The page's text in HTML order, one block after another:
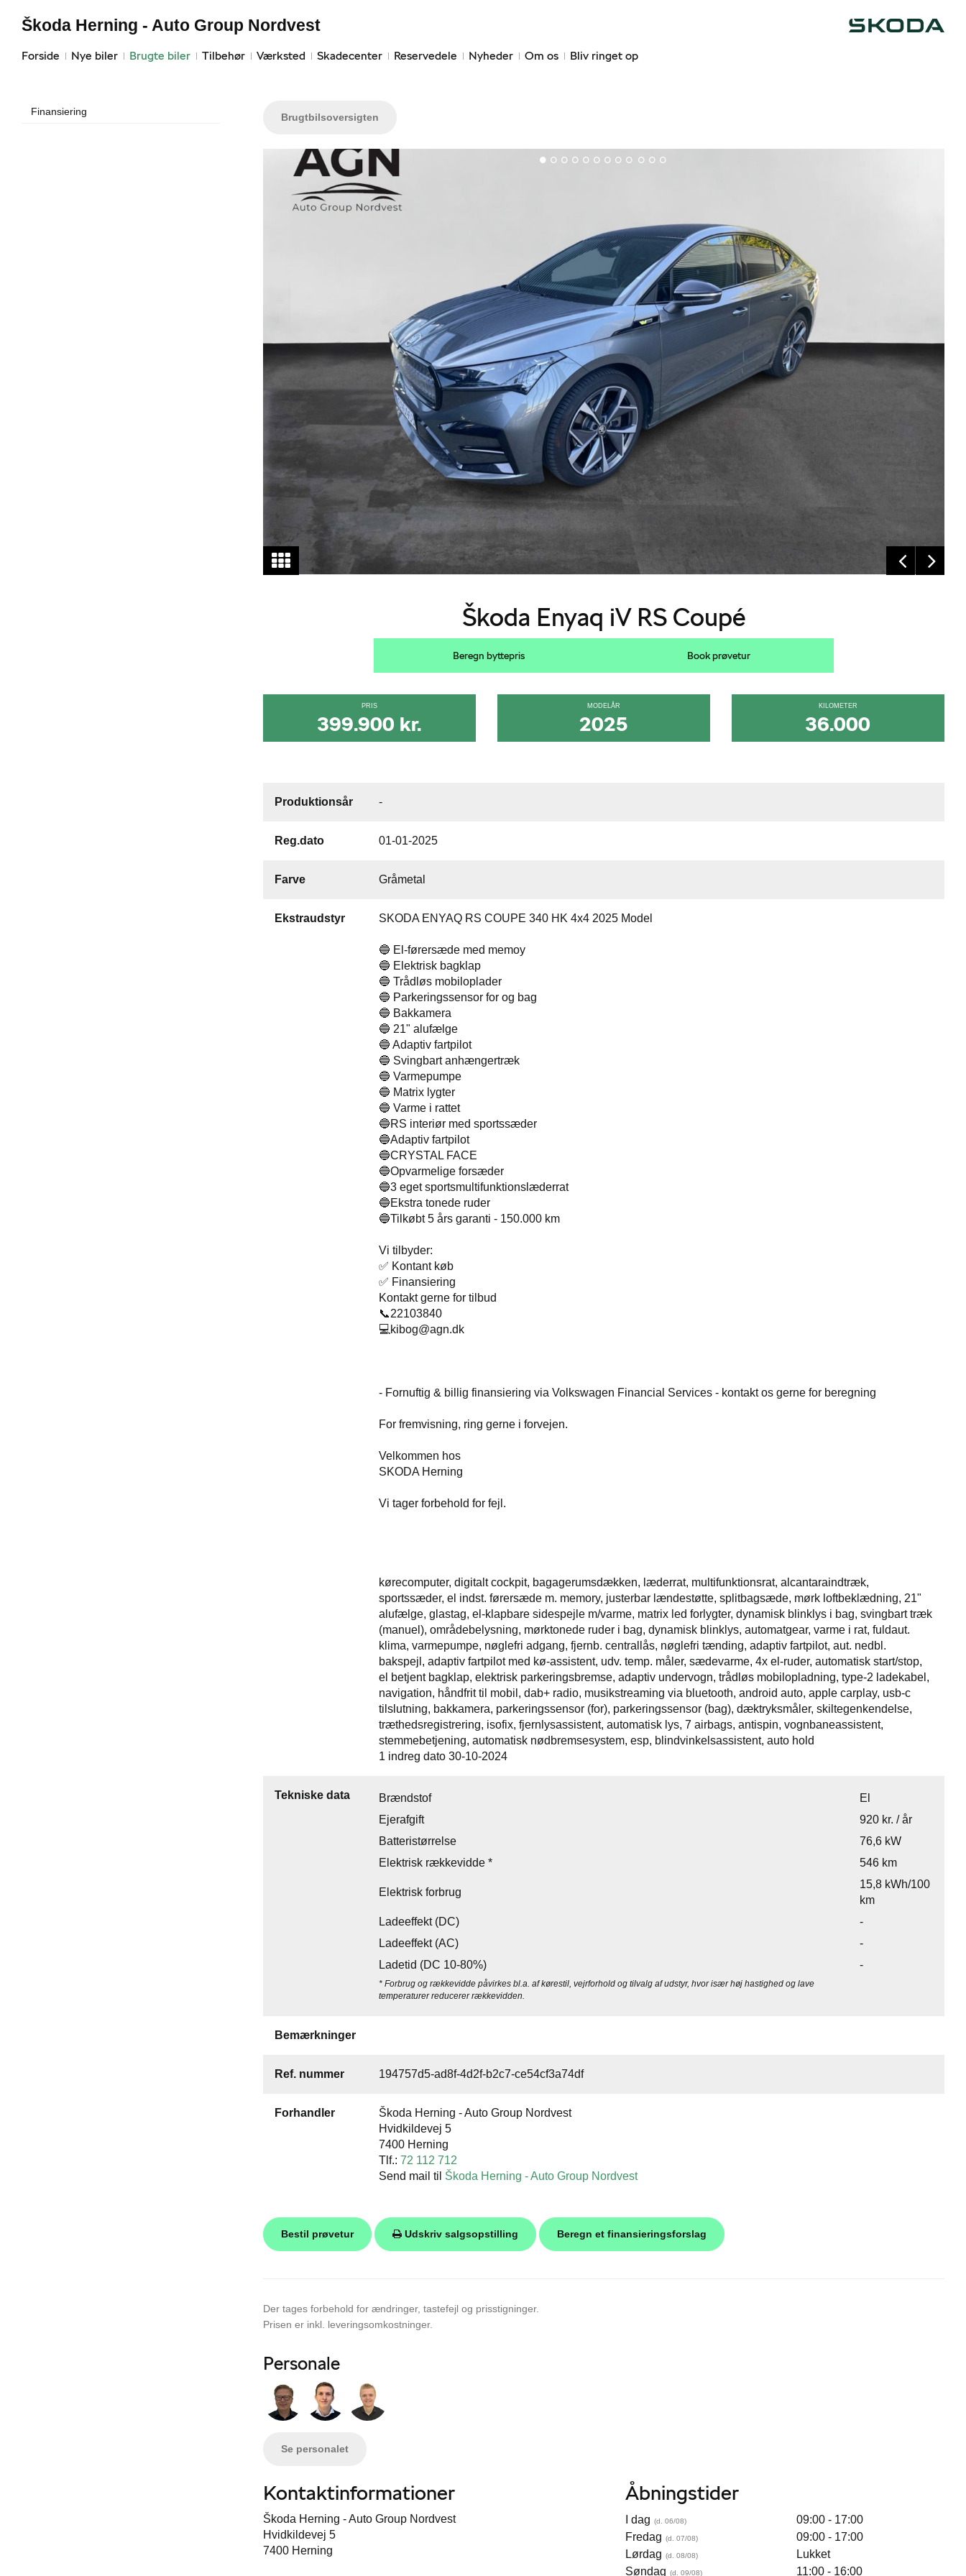
Forside Nye biler Brugte biler Tilbehør Værksted Skadecenter Reservedele Nyheder Om os Bliv ringet op
Škoda Herning - Auto Group Nordvest
Finansiering Brugtbilsoversigten
10 11 12
Škoda Enyaq iV RS Coupé
Beregn byttepris Book prøvetur
PRIS
399.900 kr.
MODELÅR
2025
KILOMETER
36.000
Produktionsår -
Reg.dato 01-01-2025
Farve Gråmetal
Ekstraudstyr SKODA ENYAQ RS COUPE 340 HK 4x4 2025 Model
🔵 El-førersæde med memoy
🔵 Elektrisk bagklap
🔵 Trådløs mobiloplader
🔵 Parkeringssensor for og bag
🔵 Bakkamera
🔵 21" alufælge
🔵 Adaptiv fartpilot
🔵 Svingbart anhængertræk
🔵 Varmepumpe
🔵 Matrix lygter
🔵 Varme i rattet
🔵RS interiør med sportssæder
🔵Adaptiv fartpilot
🔵CRYSTAL FACE
🔵Opvarmelige forsæder
🔵3 eget sportsmultifunktionslæderrat
🔵Ekstra tonede ruder
🔵Tilkøbt 5 års garanti - 150.000 km
Vi tilbyder:
✅ Kontant køb
✅ Finansiering
Kontakt gerne for tilbud
📞22103840
💻kibog@agn.dk
- Fornuftig & billig finansiering via Volkswagen Financial Services - kontakt os gerne for beregning
For fremvisning, ring gerne i forvejen.
Velkommen hos
SKODA Herning
Vi tager forbehold for fejl.
kørecomputer, digitalt cockpit, bagagerumsdækken, læderrat, multifunktionsrat, alcantaraindtræk,
sportssæder, el indst. førersæde m. memory, justerbar lændestøtte, splitbagsæde, mørk loftbeklædning, 21"
alufælge, glastag, el-klapbare sidespejle m/varme, matrix led forlygter, dynamisk blinklys i bag, svingbart træk
(manuel), områdebelysning, mørktonede ruder i bag, dynamisk blinklys, automatgear, varme i rat, fuldaut.
klima, varmepumpe, nøglefri adgang, fjernb. centrallås, nøglefri tænding, adaptiv fartpilot, aut. nedbl.
bakspejl, adaptiv fartpilot med kø-assistent, udv. temp. måler, sædevarme, 4x el-ruder, automatisk start/stop,
el betjent bagklap, elektrisk parkeringsbremse, adaptiv undervogn, trådløs mobilopladning, type-2 ladekabel,
navigation, håndfrit til mobil, dab+ radio, musikstreaming via bluetooth, android auto, apple carplay, usb-c
tilslutning, bakkamera, parkeringssensor (for), parkeringssensor (bag), dæktryksmåler, skiltegenkendelse,
træthedsregistrering, isofix, fjernlysassistent, automatisk lys, 7 airbags, antispin, vognbaneassistent,
stemmebetjening, automatisk nødbremsesystem, esp, blindvinkelsassistent, auto hold
1 indreg dato 30-10-2024
Tekniske data Brændstof
El
Ejerafgift
920 kr. / år
Batteristørrelse
76,6 kW
Elektrisk rækkevidde *
546 km
Elektrisk forbrug
15,8 kWh/100
km
Ladeeffekt (DC)
-
Ladeeffekt (AC)
-
Ladetid (DC 10-80%)
-
* Forbrug og rækkevidde påvirkes bl.a. af kørestil, vejrforhold og tilvalg af udstyr, hvor især høj hastighed og lave
temperaturer reducerer rækkevidden.
Bemærkninger
Ref. nummer 194757d5-ad8f-4d2f-b2c7-ce54cf3a74df
Forhandler
Škoda Herning - Auto Group Nordvest
Hvidkildevej 5
7400 Herning
Tlf.: 72 112 712
Send mail til Škoda Herning - Auto Group Nordvest
Bestil prøvetur Udskriv salgsopstilling Beregn et finansieringsforslag
Der tages forbehold for ændringer, tastefejl og prisstigninger.
Prisen er inkl. leveringsomkostninger.
Personale
Se personalet
Kontaktinformationer
Škoda Herning - Auto Group Nordvest
Hvidkildevej 5
7400 Herning
Åbningstider
I dag
09:00 - 17:00
Fredag
09:00 - 17:00
Lørdag
Lukket
Søndag
11:00 - 16:00